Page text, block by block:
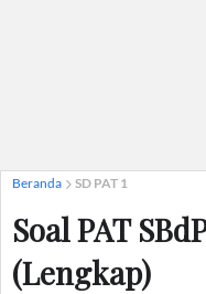
Beranda SD PAT 1
Soal PAT
(Lengkap)